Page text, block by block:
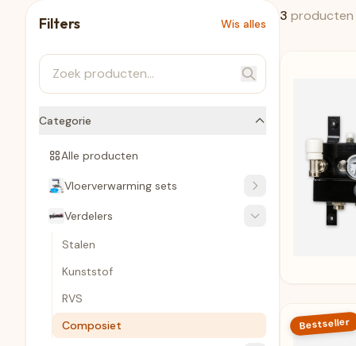
Filters Wis alles
Categorie
Alle producten
Vloerverwarming sets
Verdelers
Stalen
Kunststof
RVS
Composiet
3 producten
Bestseller